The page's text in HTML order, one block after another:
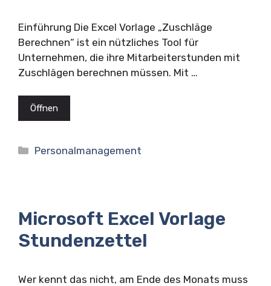
Einführung Die Excel Vorlage „Zuschläge
Berechnen“ ist ein nützliches Tool für
Unternehmen, die ihre Mitarbeiterstunden mit
Zuschlägen berechnen müssen. Mit …
Öffnen
Kategorien
Personalmanagement
Microsoft Excel Vorlage
Stundenzettel
Wer kennt das nicht, am Ende des Monats muss